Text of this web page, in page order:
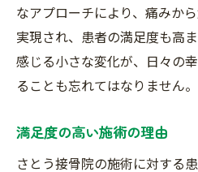
なアプローチにより、痛みか
実現され、患者の満足度も高
感じる小さな変化が、日々の
ることも忘れてはなりません。
満足度の高い施術の理由
さとう接骨院の施術に対する